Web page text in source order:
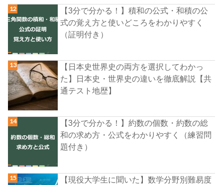
【3分で分かる！】積和の公式・和積の公
式の覚え方と使いどころをわかりやすく
（証明付き）
【日本史世界史の両方を選択してわかっ
た】日本史・世界史の違いを徹底解説【共
通テスト地歴】
【3分で分かる！】約数の個数・約数の総
和の求め方・公式をわかりやすく（練習問
題付き）
【現役大学生に聞いた】数学分野別難易度